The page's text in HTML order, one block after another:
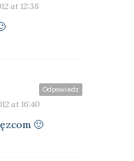
at 12:38
Odpowiedz
at 16:40
🙂